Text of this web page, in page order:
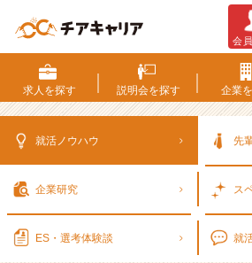
ン
ト
リ
書
会
求人を探す 説明会を探す 企業を
就活ノウハウ 先
企業研究 ス
ES・選考体験談 就